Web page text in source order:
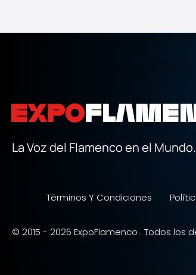
La Voz del Flamenco en el Mundo.
Términos Y Condiciones
© 2015 - 2026 ExpoFlamenco . Todos los